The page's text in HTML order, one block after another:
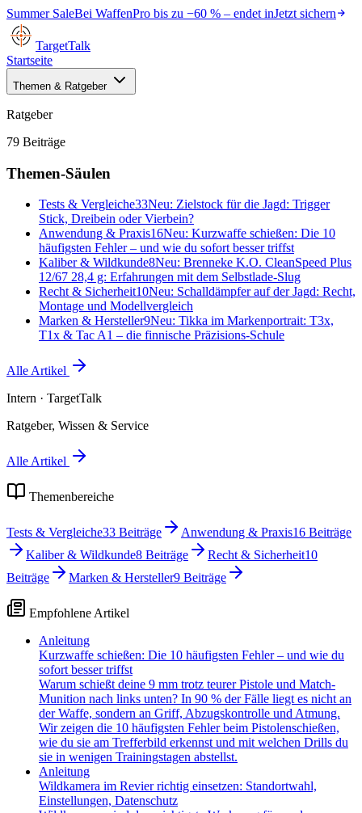
Summer SaleBei WaffenPro bis zu −60 % – endet inJetzt sichern
TargetTalk
Startseite
Themen & Ratgeber
Ratgeber
79 Beiträge
Themen-Säulen
Tests & Vergleiche33Neu: Zielstock für die Jagd: Trigger
Stick, Dreibein oder Vierbein?
Anwendung & Praxis16Neu: Kurzwaffe schießen: Die 10
häufigsten Fehler – und wie du sofort besser triffst
Kaliber & Wildkunde8Neu: Brenneke K.O. CleanSpeed Plus
12/67 28,4 g: Erfahrungen mit dem Selbstlade-Slug
Recht & Sicherheit10Neu: Schalldämpfer auf der Jagd: Recht,
Montage und Modellvergleich
Marken & Hersteller9Neu: Tikka im Markenportrait: T3x,
T1x & Tac A1 – die finnische Präzisions-Schule
Alle Artikel
Intern · TargetTalk
Ratgeber, Wissen & Service
Alle Artikel
Themenbereiche
Tests & Vergleiche33 Beiträge Anwendung & Praxis16 Beiträge
Kaliber & Wildkunde8 Beiträge Recht & Sicherheit10
Beiträge
Marken & Hersteller9 Beiträge
Empfohlene Artikel
Anleitung
Kurzwaffe schießen: Die 10 häufigsten Fehler – und wie du
sofort besser triffst
Warum schießt deine 9 mm trotz teurer Pistole und Match-
Munition nach links unten? In 90 % der Fälle liegt es nicht an
der Waffe, sondern an Griff, Abzugskontrolle und Atmung.
Wir zeigen die 10 häufigsten Fehler beim Pistolenschießen,
wie du sie am Trefferbild erkennst und mit welchen Drills du
sie in wenigen Trainingstagen abstellst.
Anleitung
Wildkamera im Revier richtig einsetzen: Standortwahl,
Einstellungen, Datenschutz